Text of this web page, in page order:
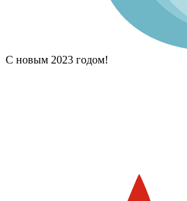
С новым 2023 годом!